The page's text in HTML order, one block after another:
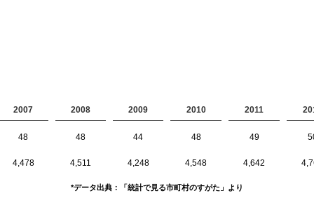
2007 2008 2009 2010 2011
48 48 44 48 49
4,478 4,511 4,248 4,548 4,642
*データ出典：「統計で見る市町村のすがた」より